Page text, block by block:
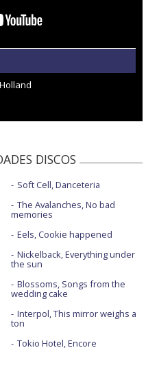
DISCOS
Soft Cell, Danceteria
The Avalanches, No bad
memories
Eels, Cookie happened
Nickelback, Everything under
the sun
Blossoms, Songs from the
wedding cake
Interpol, This mirror weighs a
ton
Tokio Hotel, Encore